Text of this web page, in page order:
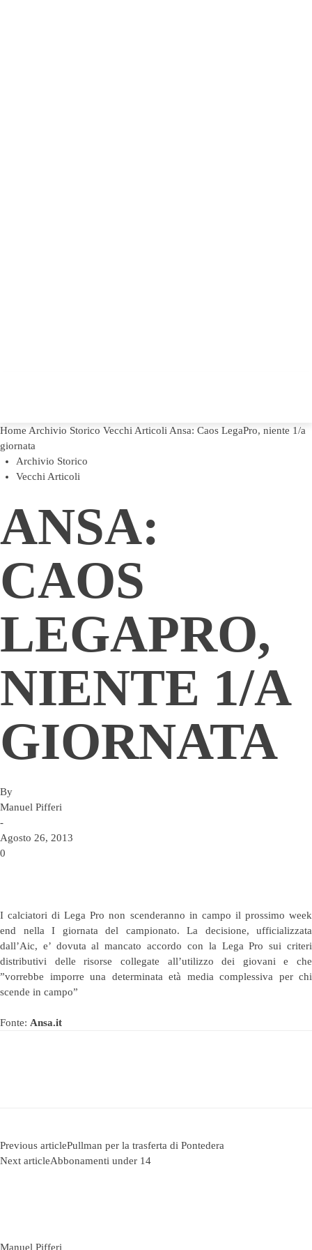
Home Archivio Storico Vecchi Articoli Ansa: Caos LegaPro, niente 1/a
giornata
Archivio Storico
Vecchi Articoli
ANSA:
CAOS
LEGAPRO,
NIENTE 1/A
GIORNATA
By
Manuel Pifferi
-
Agosto 26, 2013
0
I calciatori di Lega Pro non scenderanno in campo il prossimo week
end nella I giornata del campionato. La decisione, ufficializzata
dall’Aic, e’ dovuta al mancato accordo con la Lega Pro sui criteri
distributivi delle risorse collegate all’utilizzo dei giovani e che
”vorrebbe imporre una determinata età media complessiva per chi
scende in campo”
Fonte: Ansa.it
Previous articlePullman per la trasferta di Pontedera
Next articleAbbonamenti under 14
Manuel Pifferi